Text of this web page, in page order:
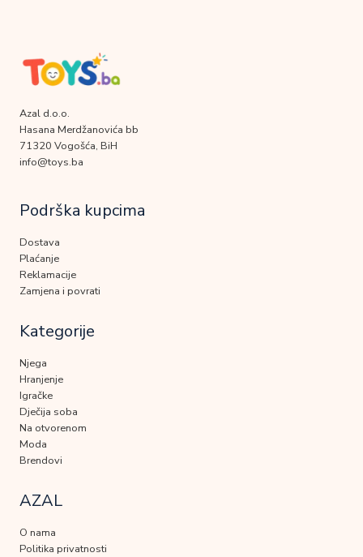
Azal d.o.o.
Hasana Merdžanovića bb
71320 Vogošća, BiH
info@toys.ba
Podrška kupcima
Dostava
Plaćanje
Reklamacije
Zamjena i povrati
Kategorije
Njega
Hranjenje
Igračke
Dječija soba
Na otvorenom
Moda
Brendovi
AZAL
O nama
Politika privatnosti